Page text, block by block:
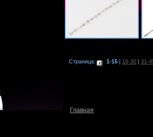
Страница: 1-15 16-30 31-
Главная